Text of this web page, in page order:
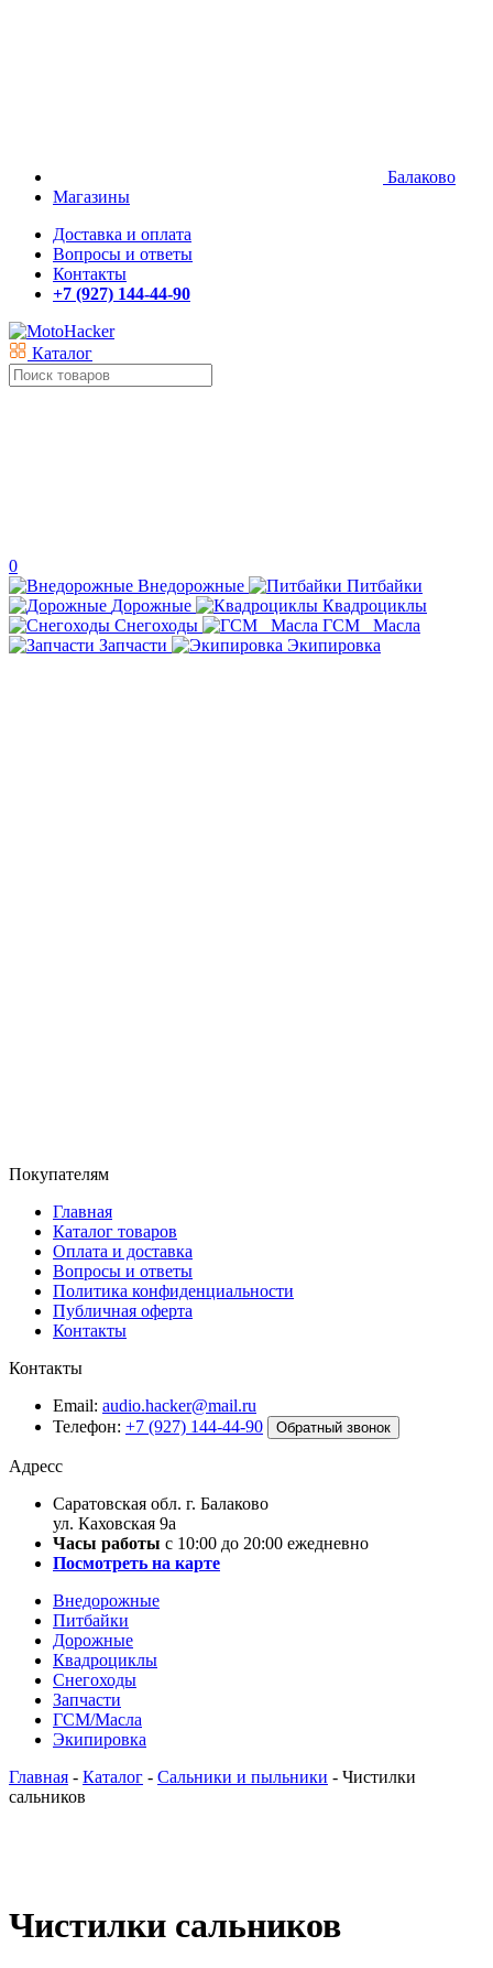
Балаково
Магазины
Доставка и оплата
Вопросы и ответы
Контакты
+7 (927) 144-44-90
Каталог
0
Внедорожные
Питбайки
Дорожные
Квадроциклы
Снегоходы
ГСМ _Масла
Запчасти
Экипировка
Покупателям
Главная
Каталог товаров
Оплата и доставка
Вопросы и ответы
Политика конфиденциальности
Публичная оферта
Контакты
Контакты
Email: audio.hacker@mail.ru
Телефон: +7 (927) 144-44-90 Обратный звонок
Адресс
Саратовская обл. г. Балаково
ул. Каховская 9а
Часы работы с 10:00 до 20:00 ежедневно
Посмотреть на карте
Внедорожные
Питбайки
Дорожные
Квадроциклы
Снегоходы
Запчасти
ГСМ/Масла
Экипировка
Главная - Каталог - Сальники и пыльники - Чистилки
сальников
Чистилки сальников